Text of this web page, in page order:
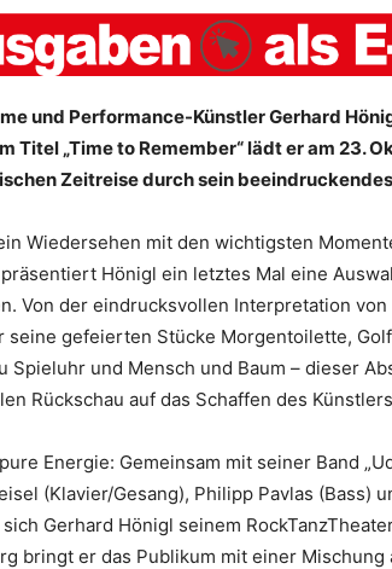
und Performance-Künstler Gerhard
Titel „Time to Remember“ lädt er am 23.
Zeitreise durch sein
Wiedersehen mit den wichtigsten
Hönigl ein letztes Mal eine
Von der eindrucksvollen Interpretation von
seine gefeierten Stücke Morgentoilette,
Spieluhr und Mensch und Baum – dieser
Rückschau auf das Schaffen des
Energie: Gemeinsam mit seiner Band
(Klavier/Gesang), Philipp Pavlas (Bass)
Gerhard Hönigl seinem
bringt er das Publikum mit einer Mischung